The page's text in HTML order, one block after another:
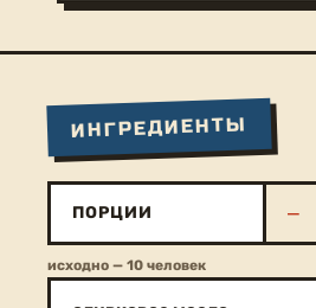
ИНГРЕДИЕНТЫ
ПОРЦИИ −
исходно — 10 человек